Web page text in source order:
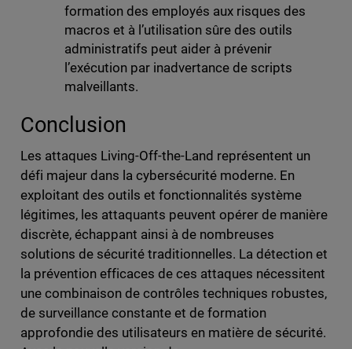
formation des employés aux risques des
macros et à l’utilisation sûre des outils
administratifs peut aider à prévenir
l’exécution par inadvertance de scripts
malveillants.
Conclusion
Les attaques Living-Off-the-Land représentent un
défi majeur dans la cybersécurité moderne. En
exploitant des outils et fonctionnalités système
légitimes, les attaquants peuvent opérer de manière
discrète, échappant ainsi à de nombreuses
solutions de sécurité traditionnelles. La détection et
la prévention efficaces de ces attaques nécessitent
une combinaison de contrôles techniques robustes,
de surveillance constante et de formation
approfondie des utilisateurs en matière de sécurité.